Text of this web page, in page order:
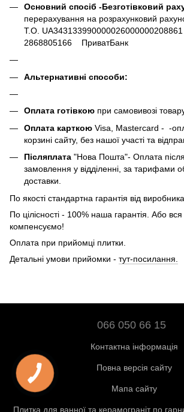
Основний спосіб -Безготівковий
перерахування на розрахунковий
Т.О.
2868805166 ПриватБанк
Альтернативні способи:
Оплата готівкою при самовивозі
Оплата карткою Visa, Mastercard - -
корзині сайту, без нашої участі та
Післяплата "Нова Пошта"- Оплата
замовлення у відділенні, за тарифами
доставки.
По якості стандартна гарантія від виробника.
По цілісності - 100% наша гарантія. Або
компенсуємо!
Оплата при прийомці плитки.
Детальні умови прийомки - тут-посилання.
066 050 66 15
Контактна інформація
Повна версія сайту
Мапа сайту
Плитка для ванної та керамограніт по